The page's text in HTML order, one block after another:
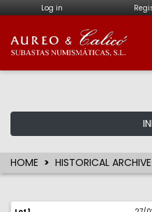
Log in
Aureo &
HOME HISTORICAL ARCHIVE